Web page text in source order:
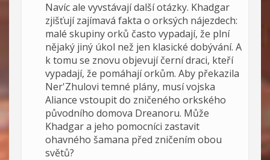
Navíc ale vyvstávají další otázky. Khadgar
zjišťují zajímavá fakta o orksých nájezdech:
malé skupiny orků často vypadají, že plní
nějaký jiný úkol než jen klasické dobývání. A
k tomu se znovu objevují černí draci, kteří
vypadají, že pomáhají orkům. Aby překazila
Ner'Zhulovi temné plány, musí vojska
Aliance vstoupit do zničeného orkského
původního domova Dreanoru. Může
Khadgar a jeho pomocníci zastavit
ohavného šamana před zničením obou
světů?